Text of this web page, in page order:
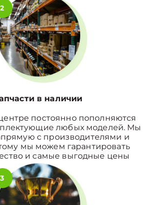
2
в наличии
постоянно пополняются
любых моделей. Мы
с производителями и
мы можем гарантировать
и самые выгодные цены
3